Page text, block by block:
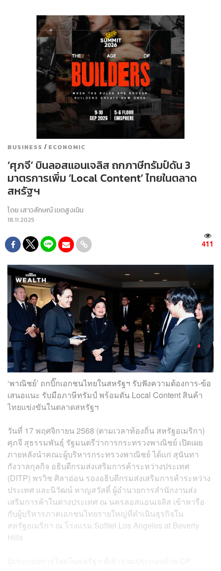
BUSINESS / ECONOMIC
‘ศุภจี’ บินลอสแอนเจลิส ถกภาษีทรัมป์ดัน 3
มาตรการเพิ่ม ‘Local Content’ ไทยในตลาด
สหรัฐฯ
โดย เสาวลักษณ์ เขตสูงเนิน
18.11.2025
411
‘พาณิชย์’ ถกบิ๊กเอกชนไทยในสหรัฐฯ รับฟังความต้องการ-ข้อ
เสนอแนะ รับมือภาษีทรัมป์ พร้อมดัน Local Content สินค้า
ไทยแข่งขันในตลาดสหรัฐฯ
วันที่ 17 พฤศจิกายน 2568 (ตามเวลาท้องถิ่น สหรัฐอเมริกา)
ศุภจี สุธรรมพันธุ์ รัฐมนตรีว่าการกระทรวงพาณิชย์ เปิดเผย
ภายหลังนำคณะผู้บริหารกระทรวงพาณิชย์ ได้แก่ สุนันทา
กังวาลกุลกิจ อธิบดีกรมส่งเสริมการค้าระหว่างประเทศ
(DITP) พรวิช ศิลาอ่อน รองอธิบดีกรมส่งเสริมการค้าระหว่าง
ประเทศ และนิวัฒน์ หาญสวัสดิ์ ผู้อำนวยการสำนักงานส่ง
เสริมการค้าในต่างประเทศ ณ นครลอสแอนเจลิส เข้าหารือ
กับผู้บริหารภาคเอกชนไทยรายใหญ่ที่ดำเนินธุรกิจใน
สหรัฐอเมริกา ณ โรงแรม Sofitel Los Angeles at Beverly
Hills